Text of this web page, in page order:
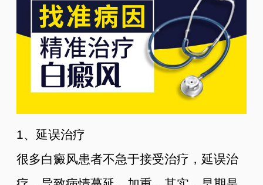
1、延误治疗
很多白癜风患者不急于接受治疗，延误治